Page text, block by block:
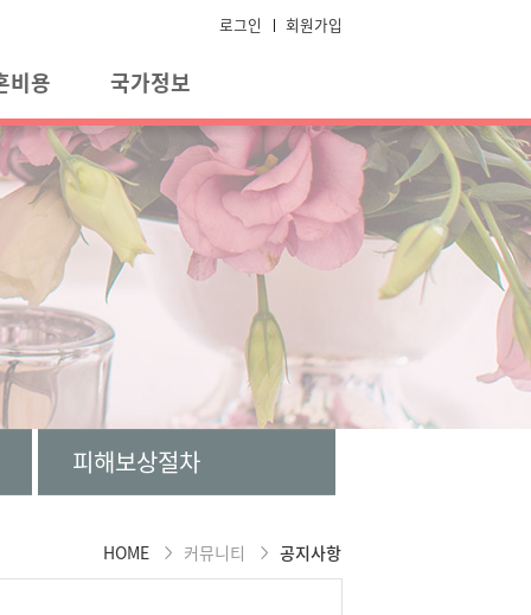
로그인 회원가입
비용
국가정보
피해보상절차
HOME 커뮤니티 공지사항